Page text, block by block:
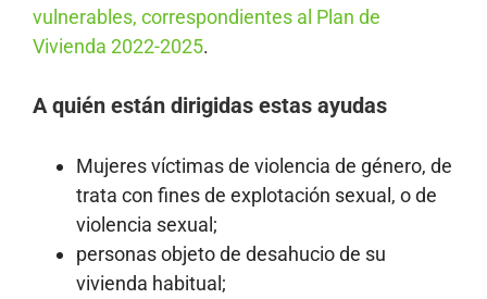
vulnerables, correspondientes al Plan de
Vivienda 2022-2025.
A quién están dirigidas estas ayudas
Mujeres víctimas de violencia de género, de
trata con fines de explotación sexual, o de
violencia sexual;
personas objeto de desahucio de su
vivienda habitual;